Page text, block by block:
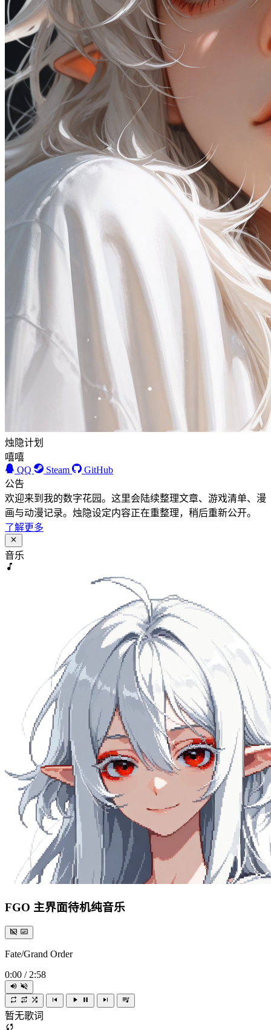
烛隐计划
嘻嘻
QQ
Steam
GitHub
公告
欢迎来到我的数字花园。这里会陆续整理文章、游戏清单、漫
画与动漫记录。烛隐设定内容正在重整理，稍后重新公开。
了解更多
音乐
FGO 主界面待机纯音乐
Fate/Grand Order
0:00 / 2:58
暂无歌词